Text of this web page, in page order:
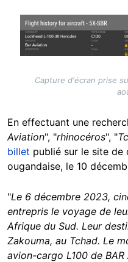
Image
Capture d'écran prise
En effectuant une
Aviation", "rhinocéros", "
billet publié sur le site de
ougandaise, le 10
"Le 6 décembre 2023,
entrepris le voyage de
Afrique du Sud. Leur
Zakouma, au Tchad. Le
avion-cargo L100 de